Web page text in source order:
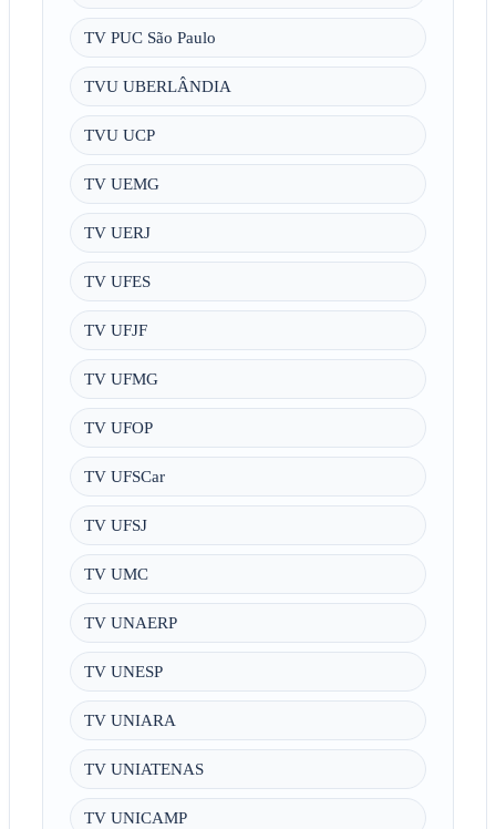
TV PUC São Paulo
TVU UBERLÂNDIA
TVU UCP
TV UEMG
TV UERJ
TV UFES
TV UFJF
TV UFMG
TV UFOP
TV UFSCar
TV UFSJ
TV UMC
TV UNAERP
TV UNESP
TV UNIARA
TV UNIATENAS
TV UNICAMP